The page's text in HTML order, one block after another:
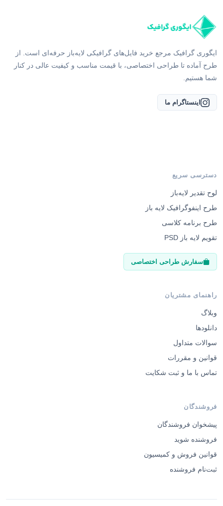
ایگوری گرافیک مرجع خرید فایل‌های گرافیکی لایه‌باز حرفه‌ای است. از
طرح آماده تا طراحی اختصاصی، با قیمت مناسب و کیفیت عالی در کنار
شما هستیم.
اینستاگرام ما
دسترسی سریع
لوح تقدیر لایه‌باز
طرح اینفوگرافیک لایه باز
طرح برنامه کلاسی
تقویم لایه باز PSD
سفارش طراحی اختصاصی
راهنمای مشتریان
وبلاگ
دانلودها
سوالات متداول
قوانین و مقررات
تماس با ما و ثبت شکایت
فروشندگان
پیشخوان فروشندگان
فروشنده شوید
قوانین فروش و کمیسیون
ثبت‌نام فروشنده